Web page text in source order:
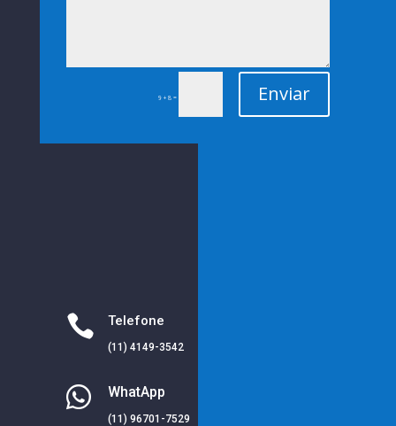
9 + 8 = Enviar
 Telefone
(11) 4149-3542
 WhatApp
(11) 96701-7529